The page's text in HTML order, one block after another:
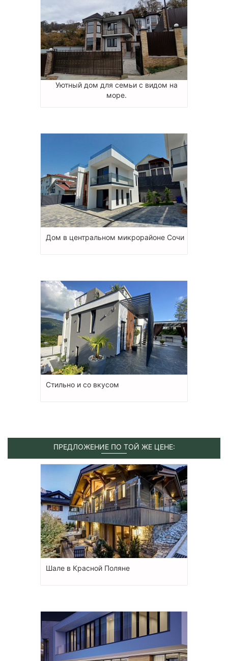
Уютный дом для семьи с видом на
море.
Дом в центральном микрорайоне Сочи
Стильно и со вкусом
ПРЕДЛОЖЕНИЕ ПО ТОЙ ЖЕ ЦЕНЕ:
Шале в Красной Поляне